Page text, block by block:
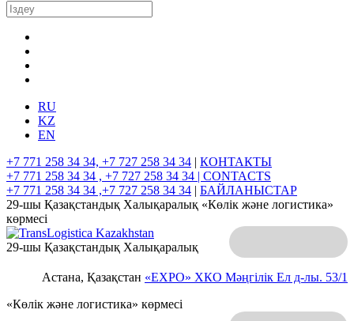
RU
KZ
EN
+7 771 258 34 34, +7 727 258 34 34 | КОНТАКТЫ
+7 771 258 34 34 , +7 727 258 34 34 | CONTACTS
+7 771 258 34 34 ,+7 727 258 34 34 | БАЙЛАНЫСТАР
29-шы Қазақстандық Халықаралық «Көлік және логистика»
көрмесі
Астана, Қазақстан «EXPO» ХКО Мәңгілік Ел д-лы. 53/1
29-шы Қазақстандық Халықаралық
«Көлік және логистика» көрмесі